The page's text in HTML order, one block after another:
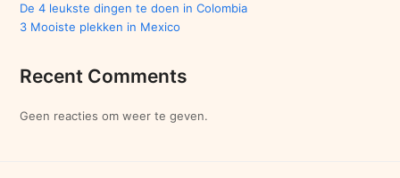
De 4 leukste dingen te doen in Colombia
3 Mooiste plekken in Mexico
Recent Comments
Geen reacties om weer te geven.